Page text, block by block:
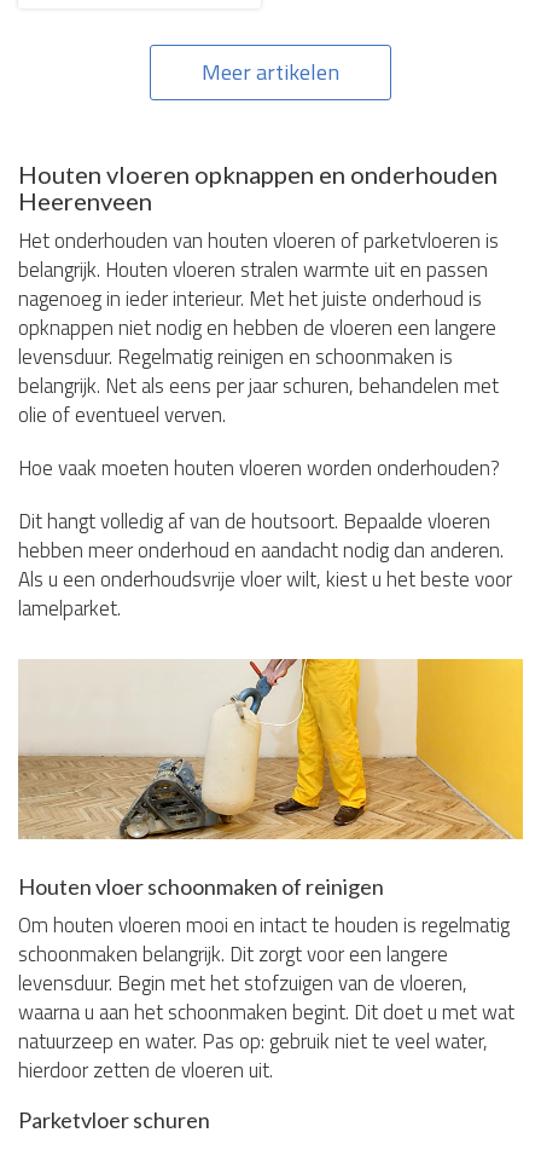
Meer artikelen
Houten vloeren opknappen en onderhouden
Heerenveen
Het onderhouden van houten vloeren of parketvloeren is
belangrijk. Houten vloeren stralen warmte uit en passen
nagenoeg in ieder interieur. Met het juiste onderhoud is
opknappen niet nodig en hebben de vloeren een langere
levensduur. Regelmatig reinigen en schoonmaken is
belangrijk. Net als eens per jaar schuren, behandelen met
olie of eventueel verven.
Hoe vaak moeten houten vloeren worden onderhouden?
Dit hangt volledig af van de houtsoort. Bepaalde vloeren
hebben meer onderhoud en aandacht nodig dan anderen.
Als u een onderhoudsvrije vloer wilt, kiest u het beste voor
lamelparket.
Houten vloer schoonmaken of reinigen
Om houten vloeren mooi en intact te houden is regelmatig
schoonmaken belangrijk. Dit zorgt voor een langere
levensduur. Begin met het stofzuigen van de vloeren,
waarna u aan het schoonmaken begint. Dit doet u met wat
natuurzeep en water. Pas op: gebruik niet te veel water,
hierdoor zetten de vloeren uit.
Parketvloer schuren